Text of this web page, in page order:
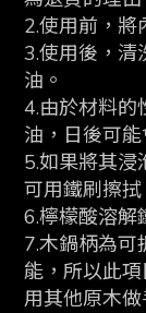
2.使用前，將
3.使用後，清
油。
4.由於材料的
油，日後可
5.如果將其浸
可用鐵刷擦拭
6.檸檬酸溶解
7.木鍋柄為可
能，所以此
用其他原木